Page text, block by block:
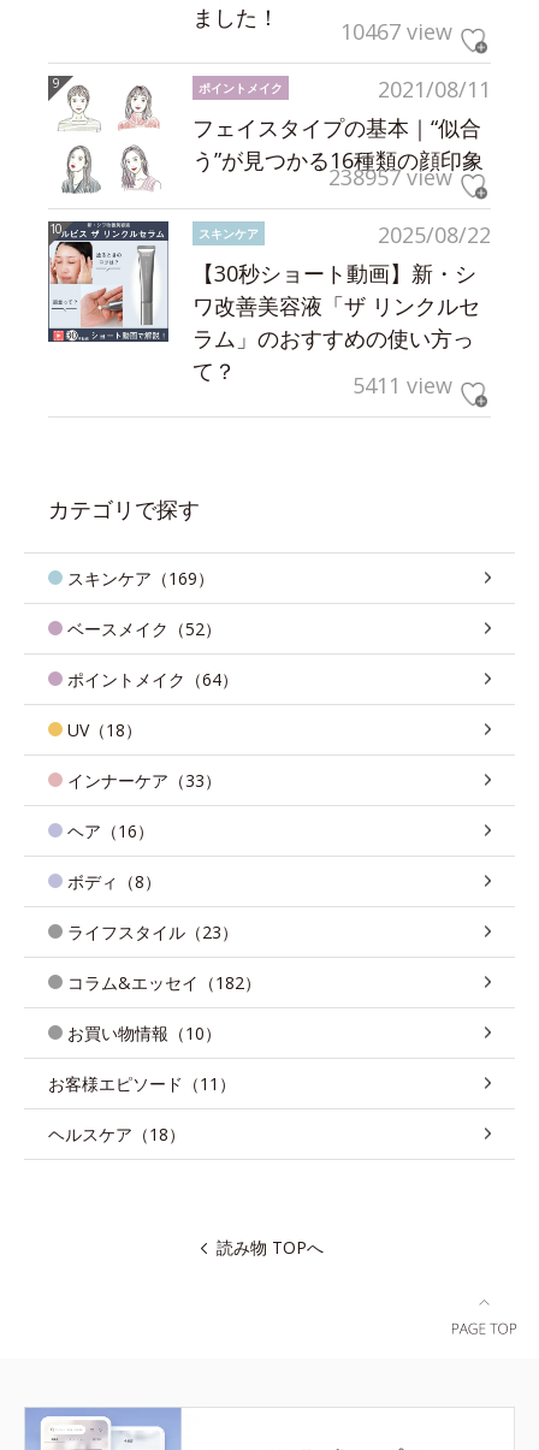
ました！
10467 view
2021/08/11
ポイントメイク
フェイスタイプの基本｜“似合
う”が見つかる16種類の顔印象
238957 view
2025/08/22
スキンケア
【30秒ショート動画】新・シ
ワ改善美容液「ザ リンクルセ
ラム」のおすすめの使い方っ
て？
5411 view
カテゴリで探す
スキンケア（169）
ベースメイク（52）
ポイントメイク（64）
UV（18）
インナーケア（33）
ヘア（16）
ボディ（8）
ライフスタイル（23）
コラム&エッセイ（182）
お買い物情報（10）
お客様エピソード（11）
ヘルスケア（18）
読み物 TOPへ